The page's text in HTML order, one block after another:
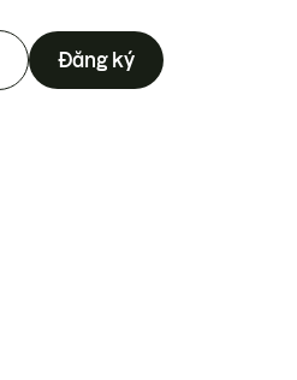
Đăng ký